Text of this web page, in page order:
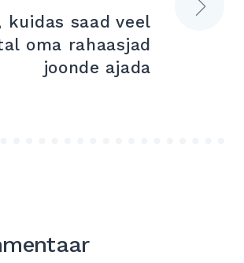
kuidas saad veel
oma rahaasjad
joonde ajada